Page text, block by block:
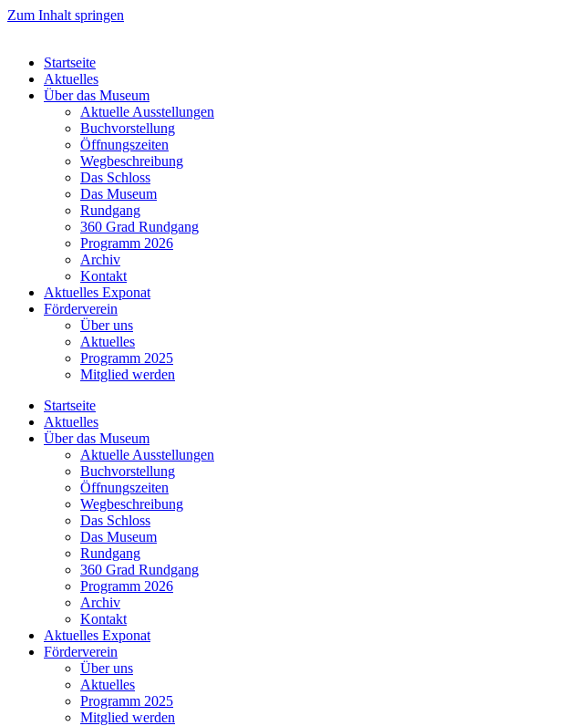
Zum Inhalt springen
Startseite
Aktuelles
Über das Museum
Aktuelle Ausstellungen
Buchvorstellung
Öffnungszeiten
Wegbeschreibung
Das Schloss
Das Museum
Rundgang
360 Grad Rundgang
Programm 2026
Archiv
Kontakt
Aktuelles Exponat
Förderverein
Über uns
Aktuelles
Programm 2025
Mitglied werden
Startseite
Aktuelles
Über das Museum
Aktuelle Ausstellungen
Buchvorstellung
Öffnungszeiten
Wegbeschreibung
Das Schloss
Das Museum
Rundgang
360 Grad Rundgang
Programm 2026
Archiv
Kontakt
Aktuelles Exponat
Förderverein
Über uns
Aktuelles
Programm 2025
Mitglied werden